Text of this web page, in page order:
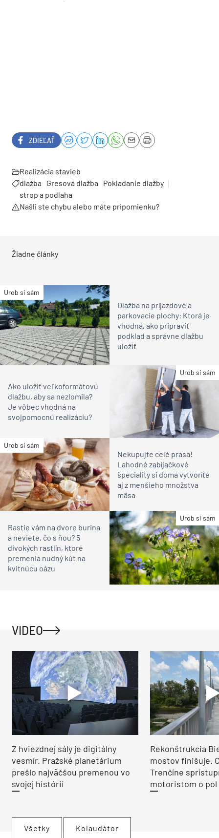
ZDIEĽAŤ
Realizácia stavieb
dlažba
Gresová dlažba
Pokladanie dlažby
strop a podlaha
Našli ste chybu alebo máte pripomienku?
Žiadne články
Urob si sám
Dlažba na príjazdové a
parkovacie plochy: Ktorá je
vhodná, ako pripraviť
podklad a správne dlažbu
uložiť
Urob si sám
Ako uložiť veľkoformátovú
dlažbu, aby sa nezlomila?
Je vôbec vhodná na
svojpomocnú realizáciu?
Urob si sám
Nekupujte celé prasa!
Lahodné zabíjačkové
špeciality si doma vytvoríte
aj z menšieho množstva
mäsa
Urob si sám
Rastie vám na dvore burina
a neviete, čo s ňou? 5
divokých rastlín, ktoré
premenia nudný kút na
kvitnúcu oázu
VIDEO
Z hviezdnej sály je digitálny
vesmír. Pražské planetárium
prešlo najväčšou premenou vo
svojej histórii
Rekonštrukcia
mostov finišuje.
Trenčíne
motoristom o pol
Všetky Kolaudátor